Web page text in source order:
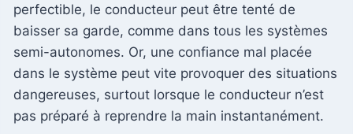
perfectible, le conducteur peut être tenté de
baisser sa garde, comme dans tous les systèmes
semi-autonomes. Or, une confiance mal placée
dans le système peut vite provoquer des situations
dangereuses, surtout lorsque le conducteur n’est
pas préparé à reprendre la main instantanément.